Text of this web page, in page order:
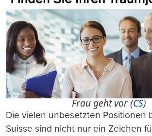
Frau geht vor (CS)
Die vielen unbesetzten Positionen
Suisse sind nicht nur ein Zeichen